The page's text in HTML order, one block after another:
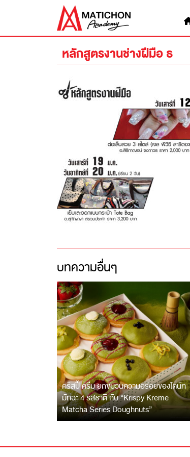
หลักสูตรงานช่างฝีมือ ธ
บทความอื่นๆ
คริสปี้ ครีม ยกขบวนความอร่อยของโดนัท
มัทฉะ 4 รสชาติ กับ “Krispy Kreme
Matcha Series Doughnuts”